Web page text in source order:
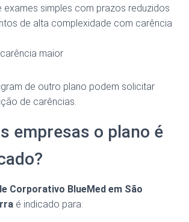
exames simples com prazos reduzidos
de alta complexidade com carência
maior
de outro plano podem solicitar
de carências.
empresas o plano é
Corporativo BlueMed em São
é indicado para: